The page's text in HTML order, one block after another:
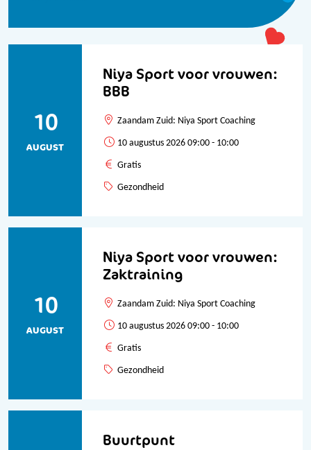
Niya Sport voor vrouwen:
BBB
10
AUGUST
Zaandam Zuid: Niya Sport Coaching
10 augustus 2026 09:00 - 10:00
Gratis
Gezondheid
Niya Sport voor vrouwen:
Zaktraining
10
AUGUST
Zaandam Zuid: Niya Sport Coaching
10 augustus 2026 09:00 - 10:00
Gratis
Gezondheid
Buurtpunt